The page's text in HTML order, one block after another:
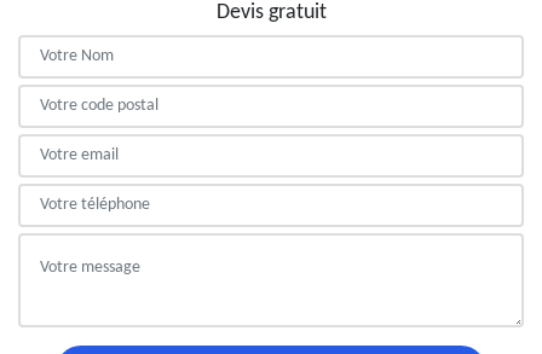
Devis gratuit